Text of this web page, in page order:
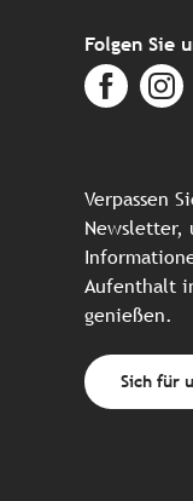
Folgen Sie
Verpassen
Newsletter,
Aufenthalt
genießen.
Sich für